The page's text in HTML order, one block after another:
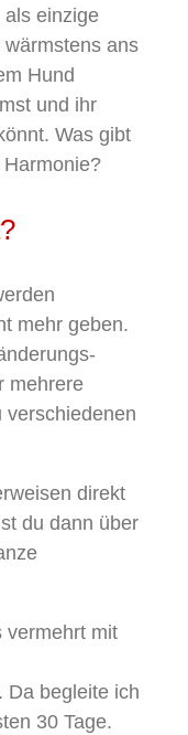
als einzige
ans
Hund
und ihr
Was gibt
mehr geben.
mehrere
verschiedenen
direkt
du dann über
vermehrt mit
Da begleite ich
30 Tage.